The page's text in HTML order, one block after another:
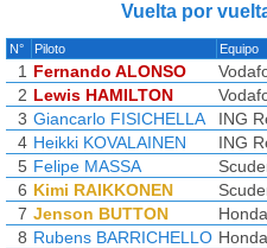
Vuelta por
N° Piloto Equipo
1 Fernando ALONSO
2 Lewis HAMILTON
3 Giancarlo FISICHELLA ING
4 Heikki KOVALAINEN ING
5 Felipe MASSA
6 Kimi RAIKKONEN
7 Jenson BUTTON
8 Rubens BARRICHELLO